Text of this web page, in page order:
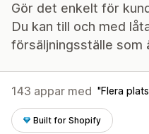
Gör det enkelt för
Du kan till och med
försäljningsställe som
143 appar med Flera
Built for Shopify